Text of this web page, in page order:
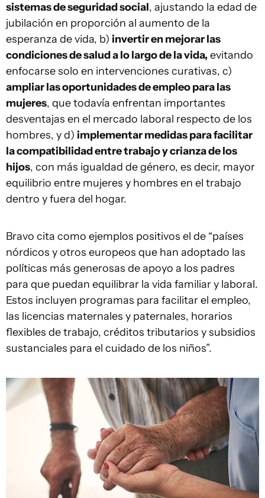
sistemas de seguridad social, ajustando la edad de
jubilación en proporción al aumento de la
esperanza de vida, b) invertir en mejorar las
condiciones de salud a lo largo de la vida, evitando
enfocarse solo en intervenciones curativas, c)
ampliar las oportunidades de empleo para las
mujeres, que todavía enfrentan importantes
desventajas en el mercado laboral respecto de los
hombres, y d) implementar medidas para facilitar
la compatibilidad entre trabajo y crianza de los
hijos, con más igualdad de género, es decir, mayor
equilibrio entre mujeres y hombres en el trabajo
dentro y fuera del hogar.
Bravo cita como ejemplos positivos el de “países
nórdicos y otros europeos que han adoptado las
políticas más generosas de apoyo a los padres
para que puedan equilibrar la vida familiar y laboral.
Estos incluyen programas para facilitar el empleo,
las licencias maternales y paternales, horarios
flexibles de trabajo, créditos tributarios y subsidios
sustanciales para el cuidado de los niños”.